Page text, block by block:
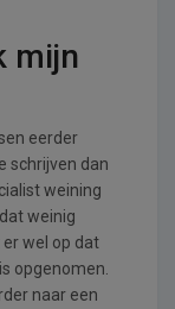
mijn
eerder
schrijven dan
weining
weinig
wel op dat
opgenomen.
naar een